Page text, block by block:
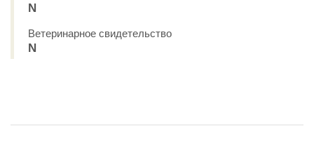
N
Ветеринарное свидетельство
N